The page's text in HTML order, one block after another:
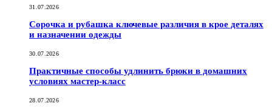
31.07.2026
Сорочка и рубашка ключевые различия в крое деталях
и назначении одежды
30.07.2026
Практичные способы удлинить брюки в домашних
условиях мастер-класс
28.07.2026